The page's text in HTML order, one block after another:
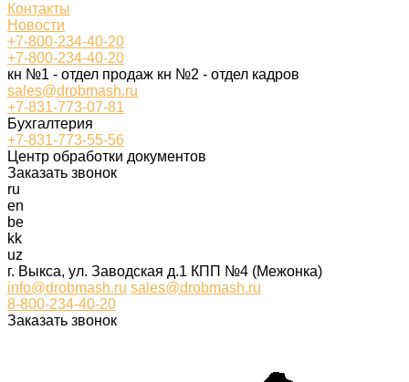
Контакты
Новости
+7-800-234-40-20
+7-800-234-40-20
кн №1 - отдел продаж кн №2 - отдел кадров
sales@drobmash.ru
+7-831-773-07-81
Бухгалтерия
+7-831-773-55-56
Центр обработки документов
Заказать звонок
ru
en
be
kk
uz
г. Выкса, ул. Заводская д.1 КПП №4 (Межонка)
info@drobmash.ru sales@drobmash.ru
8-800-234-40-20
Заказать звонок